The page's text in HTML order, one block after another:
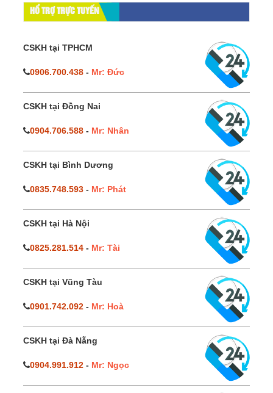
HỔ TRỢ TRỰC TUYẾN
CSKH tại TPHCM
0906.700.438 - Mr: Đức
CSKH tại Đồng Nai
0904.706.588 - Mr: Nhân
CSKH tại Bình Dương
0835.748.593 - Mr: Phát
CSKH tại Hà Nội
0825.281.514 - Mr: Tài
CSKH tại Vũng Tàu
0901.742.092 - Mr: Hoà
CSKH tại Đà Nẵng
0904.991.912 - Mr: Ngọc